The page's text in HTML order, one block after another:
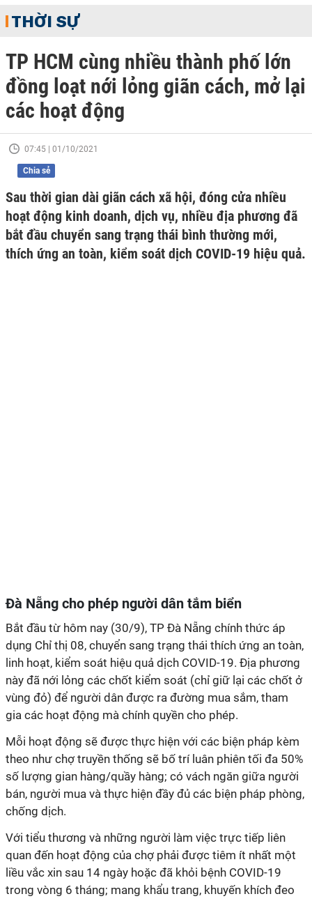
THỜI SỰ
TP HCM cùng nhiều thành phố lớn
đồng loạt nới lỏng giãn cách, mở lại
các hoạt động
07:45 | 01/10/2021
Chia sẻ
Sau thời gian dài giãn cách xã hội, đóng cửa nhiều
hoạt động kinh doanh, dịch vụ, nhiều địa phương đã
bắt đầu chuyển sang trạng thái bình thường mới,
thích ứng an toàn, kiểm soát dịch COVID-19 hiệu quả.
Đà Nẵng cho phép người dân tắm biển
Bắt đầu từ hôm nay (30/9), TP Đà Nẵng chính thức áp
dụng Chỉ thị 08, chuyển sang trạng thái thích ứng an toàn,
linh hoạt, kiểm soát hiệu quả dịch COVID-19. Địa phương
này đã nới lỏng các chốt kiểm soát (chỉ giữ lại các chốt ở
vùng đỏ) để người dân được ra đường mua sắm, tham
gia các hoạt động mà chính quyền cho phép.
Mỗi hoạt động sẽ được thực hiện với các biện pháp kèm
theo như chợ truyền thống sẽ bố trí luân phiên tối đa 50%
số lượng gian hàng/quầy hàng; có vách ngăn giữa người
bán, người mua và thực hiện đầy đủ các biện pháp phòng,
chống dịch.
Với tiểu thương và những người làm việc trực tiếp liên
quan đến hoạt động của chợ phải được tiêm ít nhất một
liều vắc xin sau 14 ngày hoặc đã khỏi bệnh COVID-19
trong vòng 6 tháng; mang khẩu trang, khuyến khích đeo